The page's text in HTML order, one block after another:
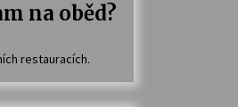
na oběd?
restauracích.